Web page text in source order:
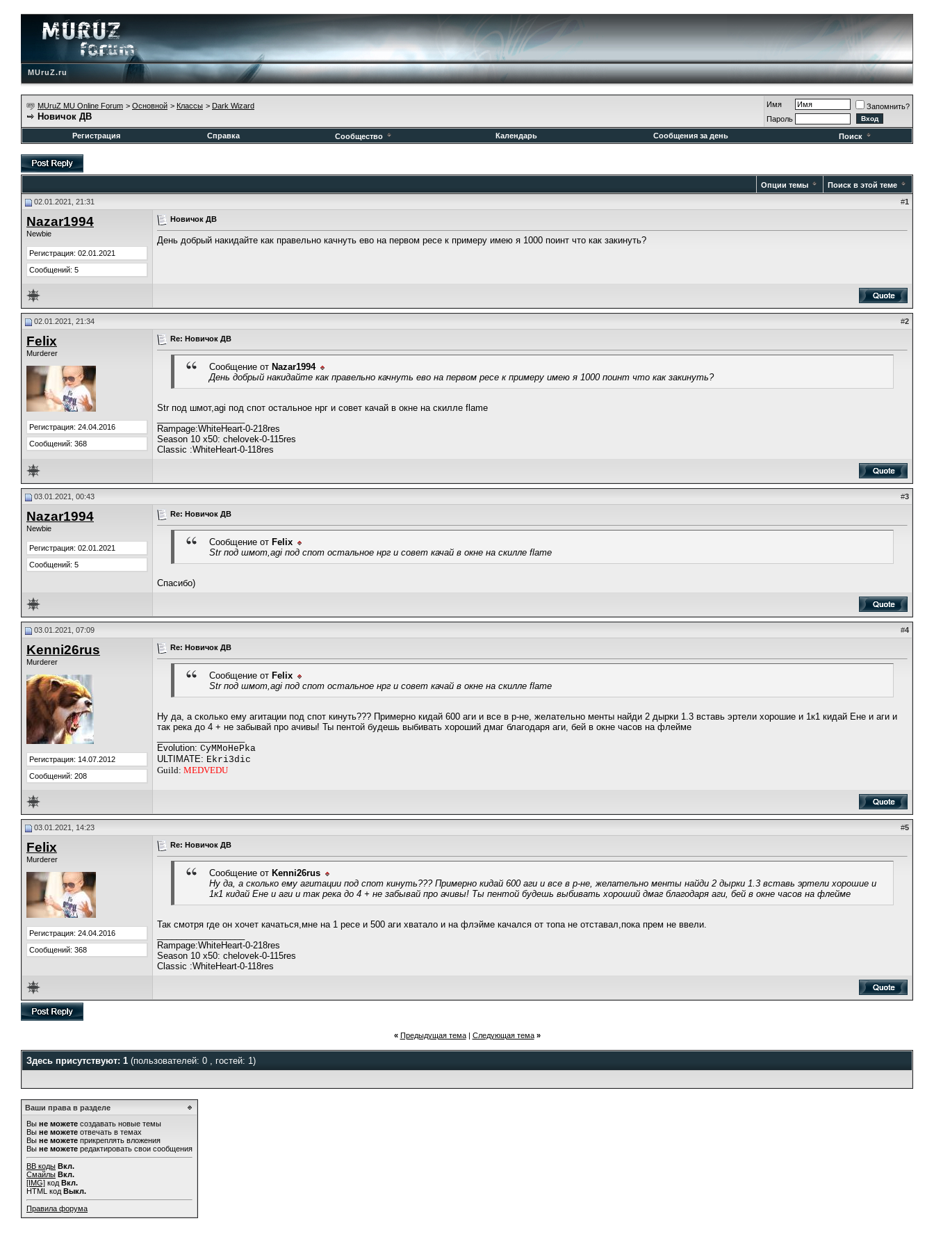
MUruZ.ru
MUruZ MU Online Forum > Основной > Классы > Dark Wizard
Новичок ДВ
Имя
Запомнить?
Пароль
Регистрация
Справка Сообщество Календарь Сообщения за день Поиск
Опции темы
Поиск в этой теме
02.01.2021, 21:31
#1
Nazar1994
Newbie
Регистрация: 02.01.2021
Сообщений: 5
Новичок ДВ
День добрый накидайте как правельно качнуть ево на первом ресе к примеру имею я 1000 поинт что как закинуть?
02.01.2021, 21:34 #2
Felix
Murderer
Регистрация: 24.04.2016
Сообщений: 368
Re: Новичок ДВ
Сообщение от Nazar1994
День добрый накидайте как правельно качнуть ево на первом ресе к примеру имею я 1000 поинт что как закинуть?
Str под шмот,agi под спот остальное нрг и совет качай в окне на скилле flame
Rampage:WhiteHeart-0-218res
Season 10 x50: chelovek-0-115res
Classic :WhiteHeart-0-118res
03.01.2021, 00:43 #3
Nazar1994
Newbie
Регистрация: 02.01.2021
Сообщений: 5
Re: Новичок ДВ
Сообщение от Felix
Str под шмот,agi под спот остальное нрг и совет качай в окне на скилле flame
Спасибо)
03.01.2021, 07:09 #4
Kenni26rus
Murderer
Регистрация: 14.07.2012
Сообщений: 208
Re: Новичок ДВ
Сообщение от Felix
Str под шмот,agi под спот остальное нрг и совет качай в окне на скилле flame
Ну да, а сколько ему агитации под спот кинуть??? Примерно кидай 600 аги и все в р-не, желательно менты найди 2 дырки 1.3 вставь эртели хорошие и 1к1 кидай Ене и аги и
так река до 4 + не забывай про ачивы! Ты пентой будешь выбивать хороший дмаг благодаря аги, бей в окне часов на флейме
Evolution: CyMMoHePka
ULTIMATE: Ekri3dic
Guild: MEDVEDU
03.01.2021, 14:23 #5
Felix
Murderer
Регистрация: 24.04.2016
Сообщений: 368
Re: Новичок ДВ
Сообщение от Kenni26rus
Ну да, а сколько ему агитации под спот кинуть??? Примерно кидай 600 аги и все в р-не, желательно менты найди 2 дырки 1.3 вставь эртели хорошие и
1к1 кидай Ене и аги и так река до 4 + не забывай про ачивы! Ты пентой будешь выбивать хороший дмаг благодаря аги, бей в окне часов на флейме
Так смотря где он хочет качаться,мне на 1 ресе и 500 аги хватало и на флэйме качался от топа не отставал,пока прем не ввели.
Rampage:WhiteHeart-0-218res
Season 10 x50: chelovek-0-115res
Classic :WhiteHeart-0-118res
« Предыдущая тема| Следующая тема »
Здесь присутствуют: 1 (пользователей: 0 , гостей: 1)
Ваши права в разделе
Вы не можете создавать новые темы
Вы не можете отвечать в темах
Вы не можете прикреплять вложения
Вы не можете редактировать свои сообщения
BB коды Вкл.
Смайлы Вкл.
[IMG] код Вкл.
HTML код Выкл.
Правила форума